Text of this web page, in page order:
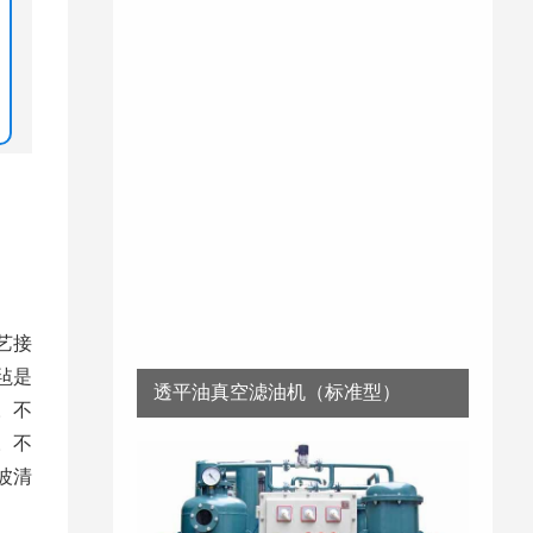
接
是
不
不
清
透平油真空滤油机（标准型）